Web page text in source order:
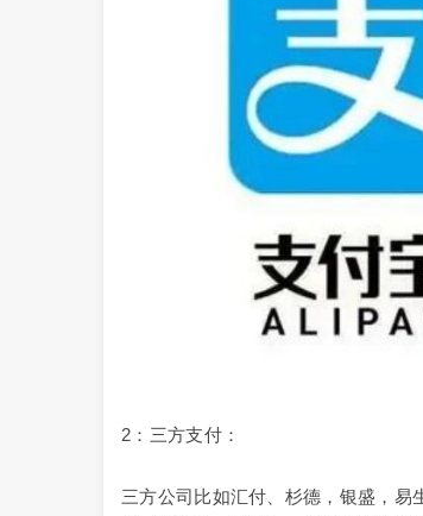
2：三方支付：
三方公司比如汇付、杉德，银盛，易